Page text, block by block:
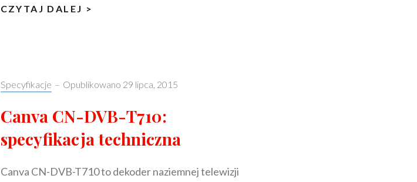
CZYTAJ DALEJ >
TECHNICZNA
Categories:
Specyfikacje – Opublikowano 29 lipca, 2015
Canva CN-DVB-T710:
specyfikacja techniczna
Canva CN-DVB-T710 to dekoder naziemnej telewizji